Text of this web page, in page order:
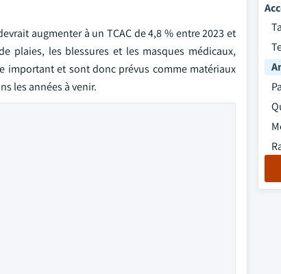
augmenter à un TCAC de 4,8 % entre 2023 et
plaies, les blessures et les masques médicaux,
important et sont donc prévus comme matériaux
les années à venir.